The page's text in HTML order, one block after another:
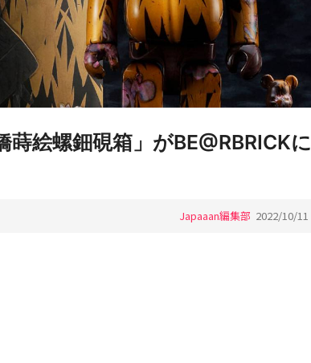
蒔絵螺鈿硯箱」がBE@RBRICKに
Japaaan編集部 2022/10/11